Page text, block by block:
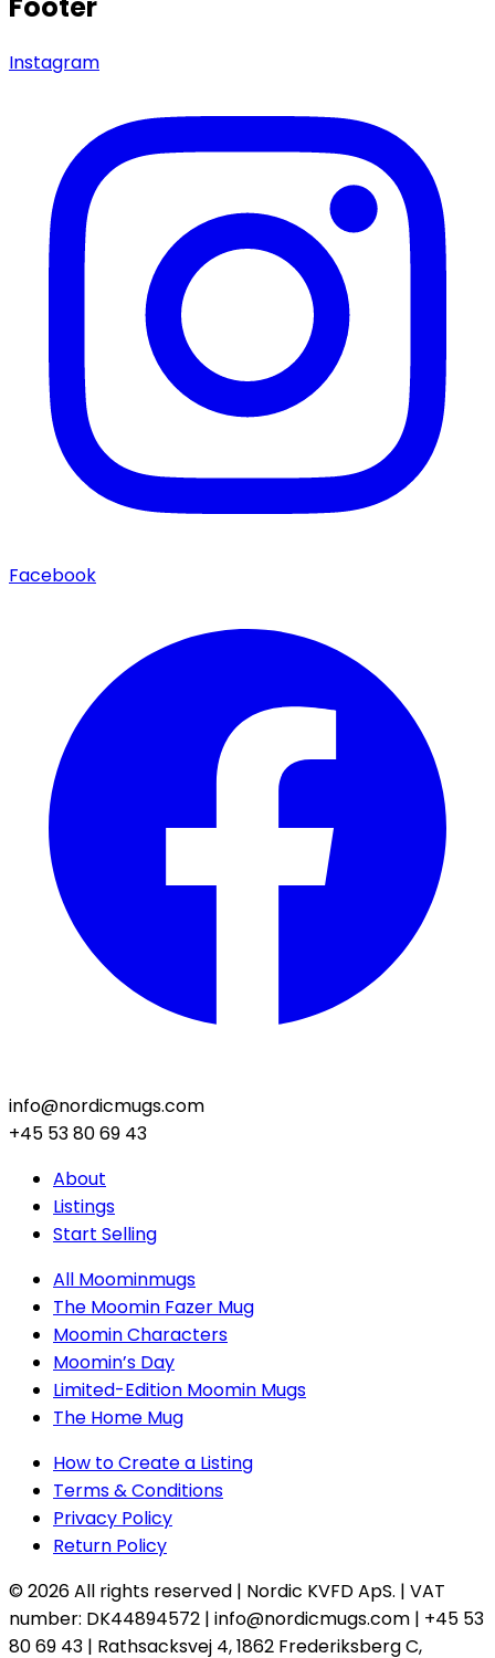
Instagram
Facebook
info@nordicmugs.com
+45 53 80 69 43
About
Listings
Start Selling
All Moominmugs
The Moomin Fazer Mug
Moomin Characters
Moomin’s Day
Limited-Edition Moomin Mugs
The Home Mug
How to Create a Listing
Terms & Conditions
Privacy Policy
Return Policy
© 2026All rights reserved | Nordic KVFD ApS. | VAT
number: DK44894572 | info@nordicmugs.com | +45 53
80 69 43 | Rathsacksvej 4, 1862 Frederiksberg C,